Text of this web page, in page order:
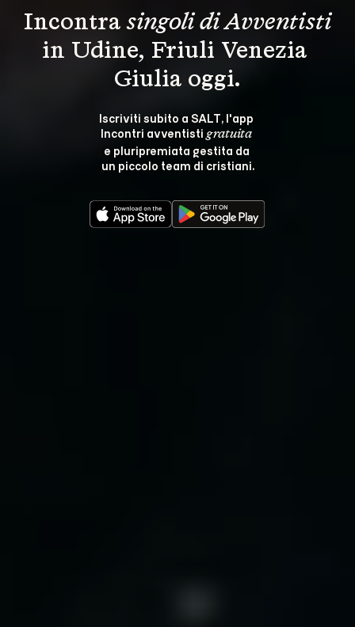
Incontra singoli di Avventisti
in Udine, Friuli Venezia
Giulia oggi.
Iscriviti subito a SALT, l'app
Incontri avventisti gratuita
e pluripremiata gestita da
un piccolo team di cristiani.